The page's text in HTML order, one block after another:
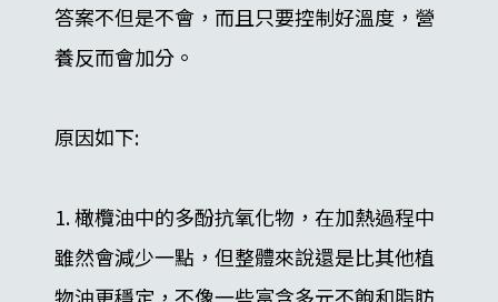
答案不但是不會，而且只要控制好溫度，營
養反而會加分。
原因如下:
1. 橄欖油中的多酚抗氧化物，在加熱過程中
雖然會減少一點，但整體來說還是比其他植